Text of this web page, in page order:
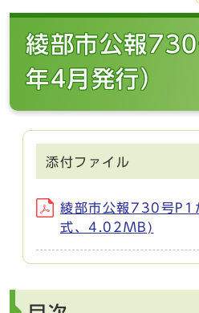
綾部市公報
年4月発行）
添付ファイル
綾部市公報730号
式、4.02MB)